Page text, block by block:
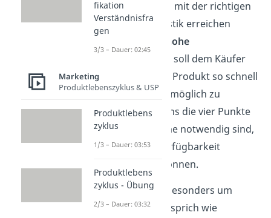
ein Unternehmen mit der richtigen
Distributionslogistik erreichen
hohe
. Es soll dem Käufer
möglich sein, das Produkt so schnell
und bequem wie möglich zu
erwerben. Lass uns die vier Punkte
anschauen, welche notwendig sind,
um eine hohe Verfügbarkeit
garantieren zu können.
Hier geht es besonders um
Termintreue
, sprich wie
fikation
Verständnisfra
gen
3/3 – Dauer: 02:45
Marketing
Produktlebenszyklus & USP
Produktlebens
zyklus
1/3 – Dauer: 03:53
Produktlebens
zyklus - Übung
2/3 – Dauer: 03:32